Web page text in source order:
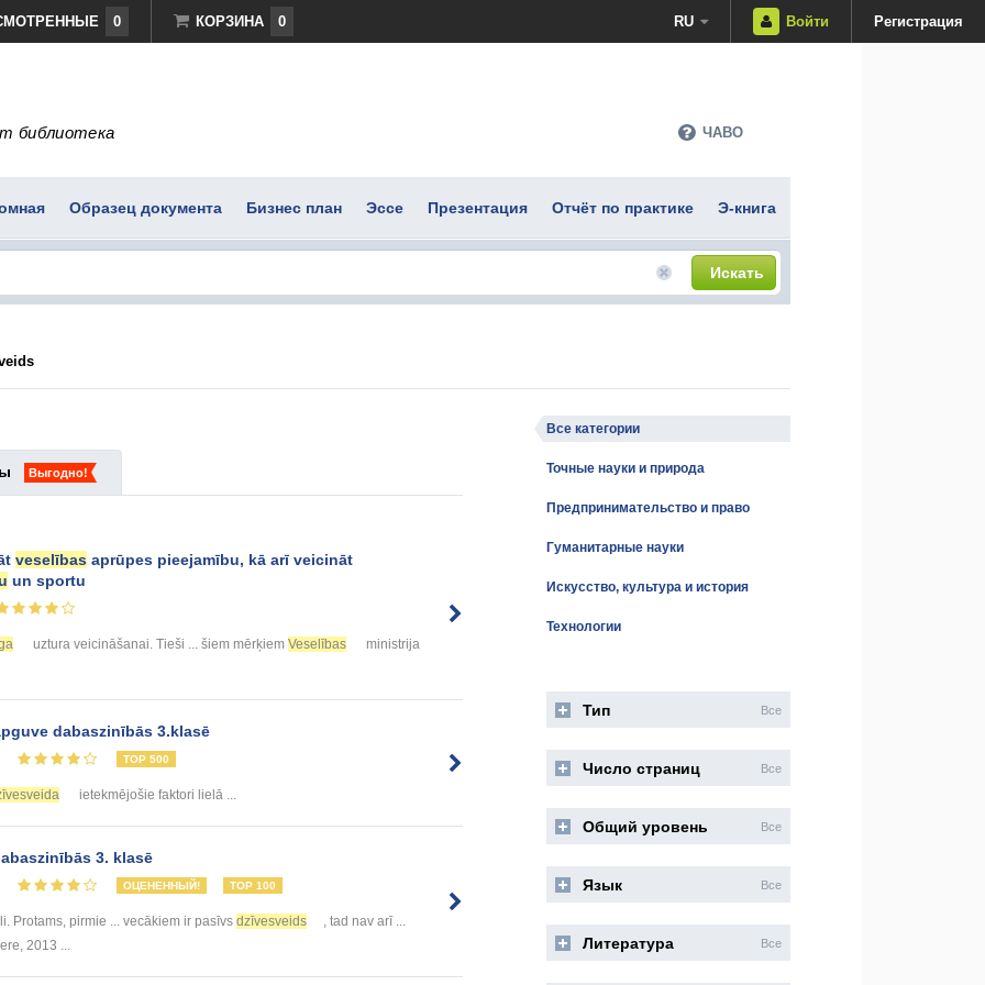
0 КОРЗИНА 0 RU Войти Регистрация
библиотека ЧАВО
Образец документа Бизнес план Эссе Презентация Отчёт по практике Э-книга
Искать
Выгодно!
veselības aprūpes pieejamību, kā arī veicināt
un sportu
uztura veicināšanai. Tieši ... šiem mērķiem Veselības
ministrija
dabaszinībās 3.klasē
TOP 500
ietekmējošie faktori lielā ...
3. klasē
ОЦЕНЕННЫЙ! TOP 100
Protams, pirmie ... vecākiem ir pasīvs dzīvesveids
, tad nav arī ...
2013 ...
Все категории
Точные науки и природа
Предпринимательство и право
Гуманитарные науки
Искусство, культура и история
Технологии
Тип Все
Число страниц Все
Общий уровень Все
Язык Все
Литература Все